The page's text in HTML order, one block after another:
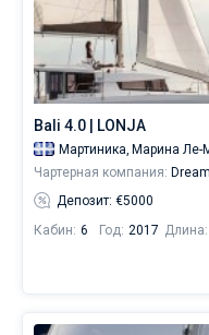
чартера
яхт
шкипера.
каталоге
яхт
вы
найдете
от
Bali 4.0 | LONJA
Мартиника, Марина Ле-
Чартерная компания:
Депозит: €5000
Кабин: 6 Год: 2017 Длина:
Без
Со